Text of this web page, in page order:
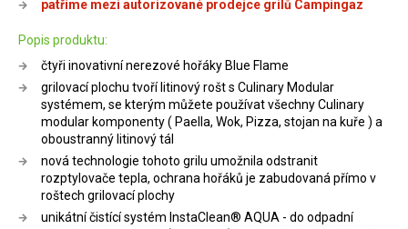
patříme mezi autorizované prodejce grilů Campingaz
Popis produktu:
čtyři inovativní nerezové hořáky Blue Flame
grilovací plochu tvoří litinový rošt s Culinary Modular
systémem, se kterým můžete používat všechny Culinary
modular komponenty ( Paella, Wok, Pizza, stojan na kuře ) a
oboustranný litinový tál
nová technologie tohoto grilu umožnila odstranit
rozptylovače tepla, ochrana hořáků je zabudovaná přímo v
roštech grilovací plochy
unikátní čistící systém InstaClean® AQUA - do odpadní